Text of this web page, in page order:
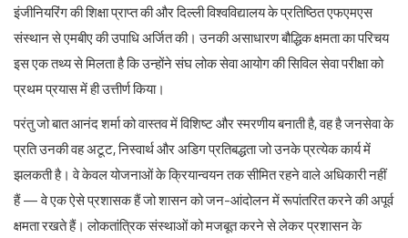
इंजीनियरिंग की शिक्षा प्राप्त की और दिल्ली विश्वविद्यालय के प्रतिष्ठित एफएमएस
संस्थान से एमबीए की उपाधि अर्जित की। उनकी असाधारण बौद्धिक क्षमता का परिचय
इस एक तथ्य से मिलता है कि उन्होंने संघ लोक सेवा आयोग की सिविल सेवा परीक्षा को
प्रथम प्रयास में ही उत्तीर्ण किया।
परंतु जो बात आनंद शर्मा को वास्तव में विशिष्ट और स्मरणीय बनाती है, वह है जनसेवा के
प्रति उनकी वह अटूट, निस्वार्थ और अडिग प्रतिबद्धता जो उनके प्रत्येक कार्य में
झलकती है। वे केवल योजनाओं के क्रियान्वयन तक सीमित रहने वाले अधिकारी नहीं
हैं — वे एक ऐसे प्रशासक हैं जो शासन को जन-आंदोलन में रूपांतरित करने की अपूर्व
क्षमता रखते हैं। लोकतांत्रिक संस्थाओं को मजबूत करने से लेकर प्रशासन के